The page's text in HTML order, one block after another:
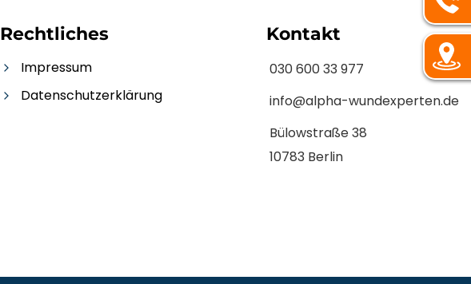
Rechtliches
Impressum
Datenschutz­erklärung
Kontakt
030 600 33 977
info@alpha-wundexperten.de
Bülowstraße 38
10783 Berlin